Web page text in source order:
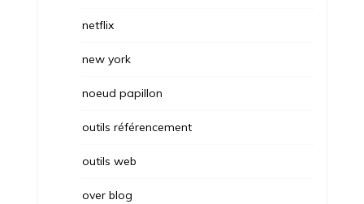
netflix
new york
noeud papillon
outils référencement
outils web
over blog